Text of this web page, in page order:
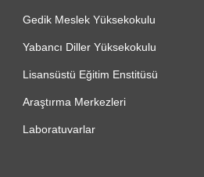
Gedik Meslek Yüksekokulu
Yabancı Diller Yüksekokulu
Lisansüstü Eğitim Enstitüsü
Araştırma Merkezleri
Laboratuvarlar